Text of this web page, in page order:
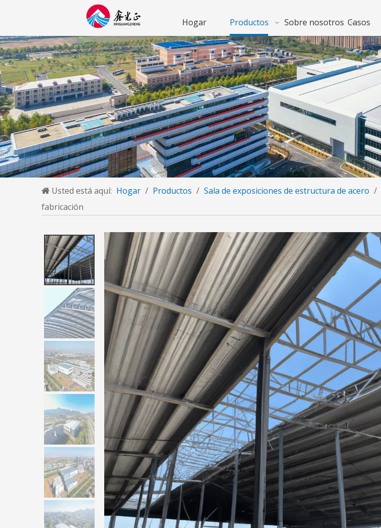
Hogar Productos Sobre nosotros Casos
Usted está aquí: Hogar / Productos / Sala de exposiciones de estructura de acero /
fabricación